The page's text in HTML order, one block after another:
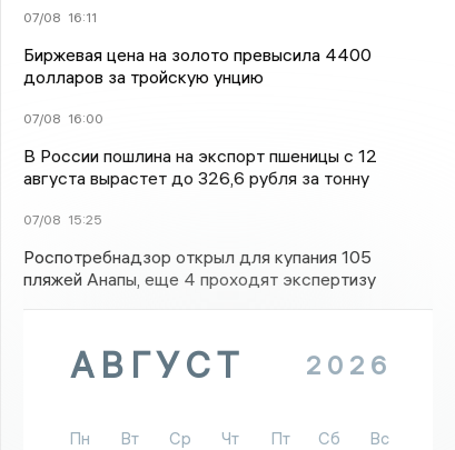
07/08 16:11
Биржевая цена на золото превысила 4400
долларов за тройскую унцию
07/08 16:00
В России пошлина на экспорт пшеницы с 12
августа вырастет до 326,6 рубля за тонну
07/08 15:25
Роспотребнадзор открыл для купания 105
пляжей Анапы, еще 4 проходят экспертизу
АВГУСТ 2026
Пн Вт Ср Чт Пт Сб
Вс